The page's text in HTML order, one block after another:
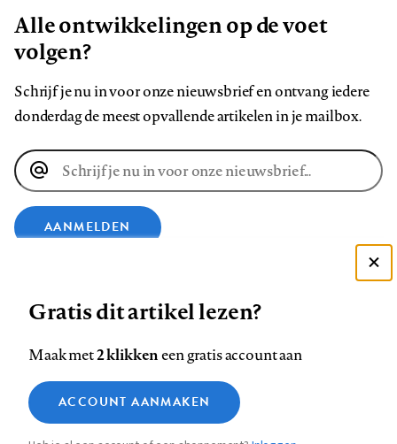
Alle ontwikkelingen op de voet
volgen?
Schrijf je nu in voor onze nieuwsbrief en ontvang iedere
donderdag de meest opvallende artikelen in je mailbox.
E-
mailadres
AANMELDEN
op
Facebook
op
LinkedIn
op
Bluesky
ons
op
InstagramYouTube
Footer
Contact Colofon Disclaimer Privacy
Medische vragen verdienen
betrouwbare antwoorden
Gratis dit artikel lezen?
Maak met2 klikkeneen gratis account aan
ACCOUNT AANMAKEN
Zie onze cookie policy
Analytische cookies